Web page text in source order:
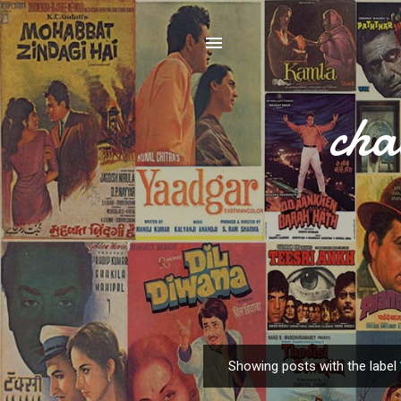
o
Showing posts with the label